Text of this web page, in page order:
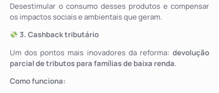
Desestimular o consumo desses produtos e compensar
os impactos sociais e ambientais que geram.
3. Cashback tributário
Um dos pontos mais inovadores da reforma: devolução
parcial de tributos para famílias de baixa renda.
Como funciona: